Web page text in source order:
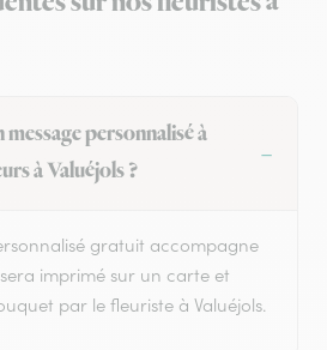
personnalisé à
à Valuéjols ?
gratuit accompagne
imprimé sur un carte et
par le fleuriste à Valuéjols.